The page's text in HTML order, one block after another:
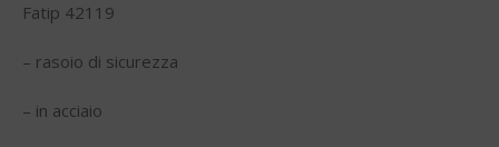
Fatip 42119
– rasoio di sicurezza
– in acciaio